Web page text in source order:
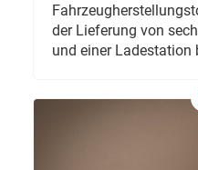
der Lieferung von
und einer Ladestation